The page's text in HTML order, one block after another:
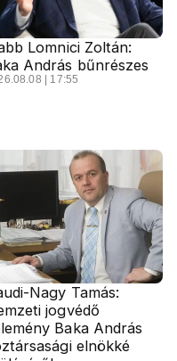
Lomnici Zoltán:
András bűnrészes
| 17:55
Nagy Tamás:
jogvédő
Baka András
elnökké